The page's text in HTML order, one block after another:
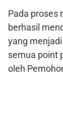
Pada proses
berhasil
yang
semua point
oleh